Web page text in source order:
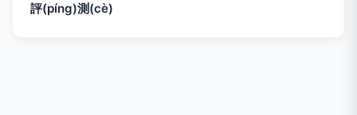
評(píng)測(cè)